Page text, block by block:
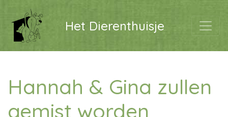
Het Dierenthuisje
Hannah & Gina zullen
gemist worden